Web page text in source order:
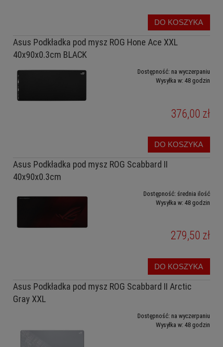
DO KOSZYKA
Asus Podkładka pod mysz ROG Hone Ace XXL
40x90x0.3cm BLACK
Dostępność: na wyczerpaniu
Wysyłka w: 48 godzin
376,00 zł
DO KOSZYKA
Asus Podkładka pod mysz ROG Scabbard II
40x90x0.3cm
Dostępność: średnia ilość
Wysyłka w: 48 godzin
279,50 zł
DO KOSZYKA
Asus Podkładka pod mysz ROG Scabbard II Arctic
Gray XXL
Dostępność: na wyczerpaniu
Wysyłka w: 48 godzin